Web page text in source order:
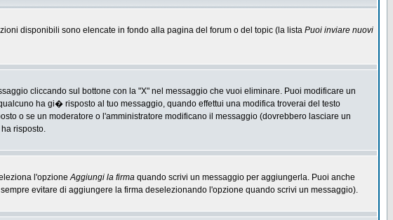
disponibili sono elencate in fondo alla pagina del forum o del topic (la lista Puoi inviare nuovi
cliccando sul bottone con la "X" nel messaggio che vuoi eliminare. Puoi modificare un
ha gi� risposto al tuo messaggio, quando effettui una modifica troverai del testo
o se un moderatore o l'amministratore modificano il messaggio (dovrebbero lasciare un
risposto.
l'opzioneAggiungi la firma quando scrivi un messaggio per aggiungerla. Puoi anche
evitare di aggiungere la firma deselezionando l'opzione quando scrivi un messaggio).